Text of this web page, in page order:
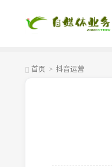
首页 > 抖音运营